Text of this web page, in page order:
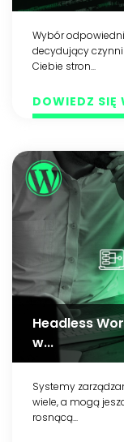
Wybór
decydujący
Ciebie stron...
DOWIEDZ SIĘ
Headless
w...
Systemy
wiele, a mogą
rosnącą...